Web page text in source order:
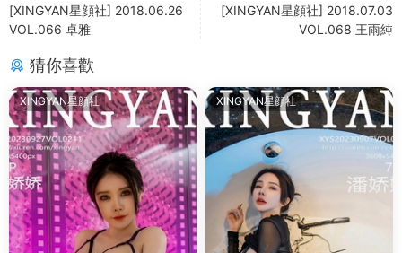
[XINGYAN星顔社] 2018.06.26
VOL.066 卓雅
[XINGYAN星顔社] 2018.07.03
VOL.068 王雨純
猜你喜歡
XINGYAN星顔社 XINGYAN星顔社